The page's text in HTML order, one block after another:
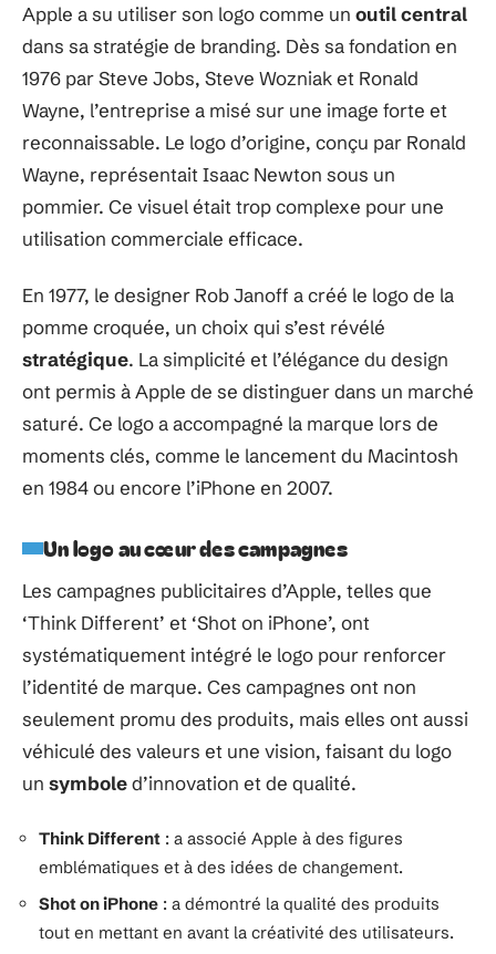
Apple a su utiliser son logo comme un outil central
dans sa stratégie de branding. Dès sa fondation en
1976 par Steve Jobs, Steve Wozniak et Ronald
Wayne, l’entreprise a misé sur une image forte et
reconnaissable. Le logo d’origine, conçu par Ronald
Wayne, représentait Isaac Newton sous un
pommier. Ce visuel était trop complexe pour une
utilisation commerciale efficace.
En 1977, le designer Rob Janoff a créé le logo de la
pomme croquée, un choix qui s’est révélé
stratégique. La simplicité et l’élégance du design
ont permis à Apple de se distinguer dans un marché
saturé. Ce logo a accompagné la marque lors de
moments clés, comme le lancement du Macintosh
en 1984 ou encore l’iPhone en 2007.
Un logo au cœur des campagnes
Les campagnes publicitaires d’Apple, telles que
‘Think Different’ et ‘Shot on iPhone’, ont
systématiquement intégré le logo pour renforcer
l’identité de marque. Ces campagnes ont non
seulement promu des produits, mais elles ont aussi
véhiculé des valeurs et une vision, faisant du logo
un symboled’innovation et de qualité.
Think Different : a associé Apple à des figures
emblématiques et à des idées de changement.
Shot on iPhone : a démontré la qualité des produits
tout en mettant en avant la créativité des utilisateurs.